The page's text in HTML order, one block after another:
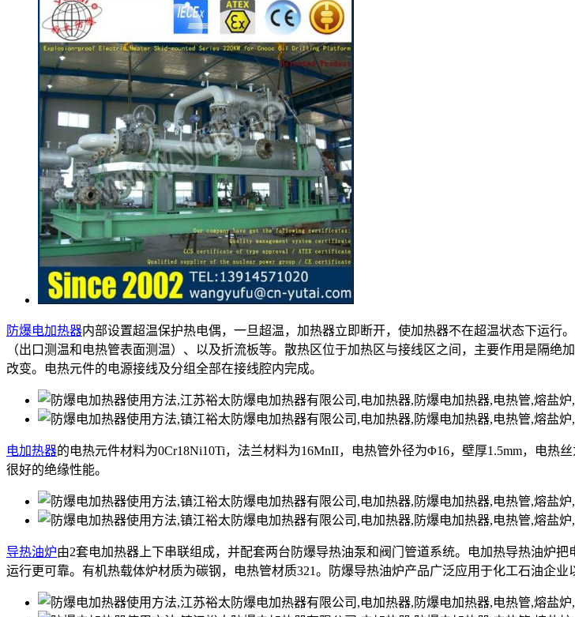
防爆电加热器内部设置超温保护热电偶，一旦超温，加热器立即断开，使加热器不在超温状态下运
（出口测温和电热管表面测温）、以及折流板等。散热区位于加热区与接线区之间，主要作用是隔
改变。电热元件的电源接线及分组全部在接线腔内完成。
电加热器的电热元件材料为0Cr18Ni10Ti，法兰材料为16MnII，电热管外径为Φ16，壁厚1.5mm，电
很好的绝缘性能。
导热油炉由2套电加热器上下串联组成，并配套两台防爆导热油泵和阀门管道系统。电加热导热油炉
运行更可靠。有机热载体炉材质为碳钢，电热管材质321。防爆导热油炉产品广泛应用于化工石油企业